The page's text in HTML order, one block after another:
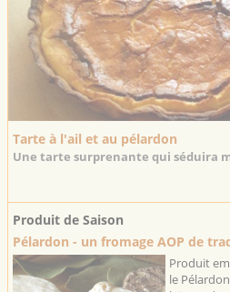
Tarte à l'ail et au pélardon
Une tarte surprenante qui séduira
Produit de Saison
Pélardon - un fromage AOP de
Produit
le